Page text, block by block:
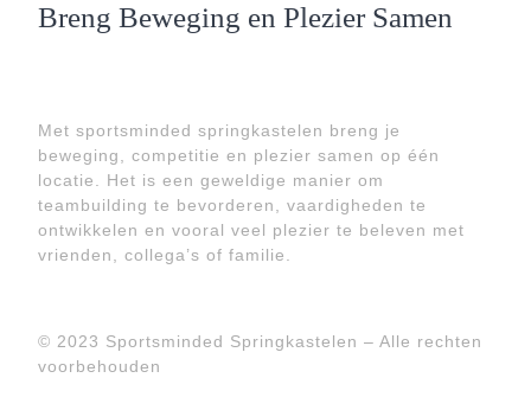
Breng Beweging en Plezier Samen
Met sportsminded springkastelen breng je
beweging, competitie en plezier samen op één
locatie. Het is een geweldige manier om
teambuilding te bevorderen, vaardigheden te
ontwikkelen en vooral veel plezier te beleven met
vrienden, collega’s of familie.
© 2023 Sportsminded Springkastelen – Alle rechten
voorbehouden